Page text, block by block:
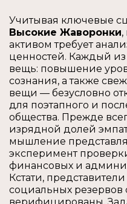
Учитывая ключевые
Высокие Жаворонки,
активом требует
ценностей. Каждый
вещь: повышение
сознания, а также
вещи — безусловно
для поэтапного и
общества. Прежде
изрядной долей
мышление
эксперимент
финансовых и
Кстати,
социальных резервов